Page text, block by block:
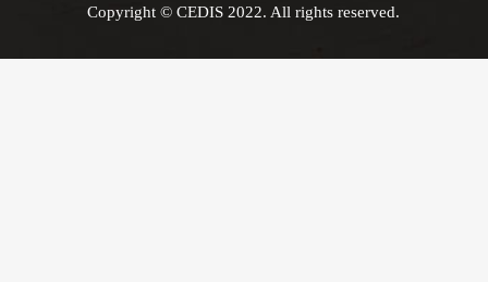
Copyright © CEDIS 2022. All rights reserved.